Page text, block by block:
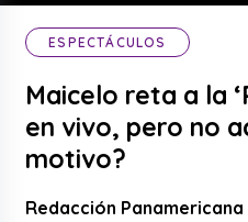
ESPECTÁCULOS
Maicelo reta a la
en vivo, pero no
motivo?
Redacción Panamericana